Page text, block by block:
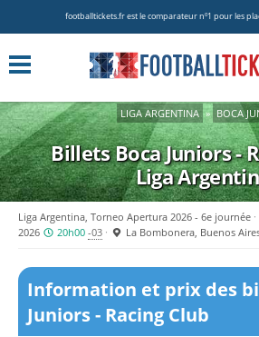
footballtickets.fr est le comparateur nº1 pour les
LIGA ARGENTINA » BOCA
Billets Boca Juniors -
Liga
Liga Argentina, Torneo Apertura 2026 - 6e journée
2026
20h00-03 La Bombonera, Buenos
Information et prix des
Juniors - Racing Club